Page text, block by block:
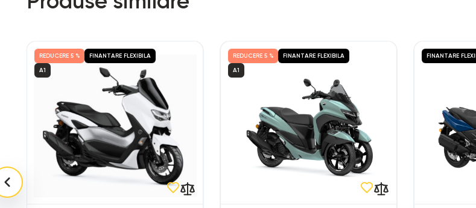
REDUCERE 5 %
FINANTARE FLEXIBILA
A1
REDUCERE 5 %
FINANTARE FLEXIBILA
A1
FINANTARE